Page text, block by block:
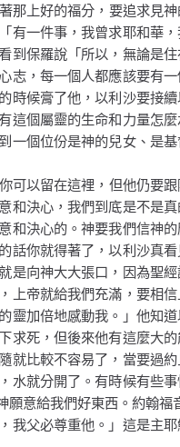
那上好的福分，要追求見
「有一件事，我曾求耶和華
到保羅說 「所以，無論是
志，每一個人都應該要有
時候膏了他，以利沙要接
這個屬靈的生命和力量怎
一個位份是神的兒女、是
可以留在這裡，但他仍要
和決心，我們到底是不是
和決心的。神要我們信神
話你就得著了，以利沙真
是向神大大張口，因為聖經
上帝就給我們充滿，要相
靈加倍地感動我。」 他知
求死，但後來他有這麼大
就比較不容易了，當要過
水就分開了。有時候有些
願意給我們好東西。約翰福
我父必尊重他。」這是主